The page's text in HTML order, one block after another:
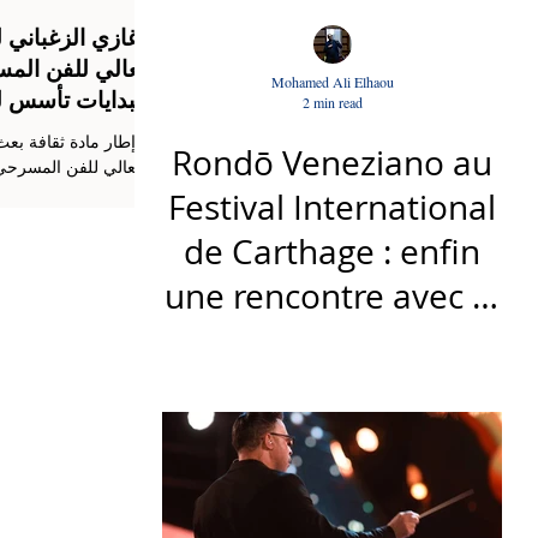
غازي
العالي للفن
البدايات
في إطار مادة ثقافة
العالي للفن
Rondō Veneziano au
Festival International
de Carthage : enfin
une rencontre avec le
Mohamed Ali Elhaou
2 min read